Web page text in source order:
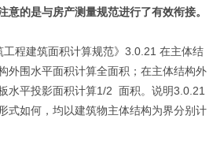
意的是与房产测量规范进行了有效衔接。
工程建筑面积计算规范》3.0.21 在主体结
外围水平面积计算全面积；在主体结构外
水平投影面积计算1/2 面积。说明3.0.21
式如何，均以建筑物主体结构为界分别计